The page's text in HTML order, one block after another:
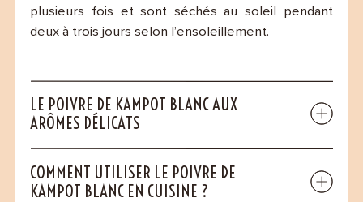
plusieurs fois et sont séchés au soleil pendant
deux à trois jours selon l’ensoleillement.
LE POIVRE DE KAMPOT BLANC AUX
ARÔMES DÉLICATS
COMMENT UTILISER LE POIVRE DE
KAMPOT BLANC EN CUISINE ?